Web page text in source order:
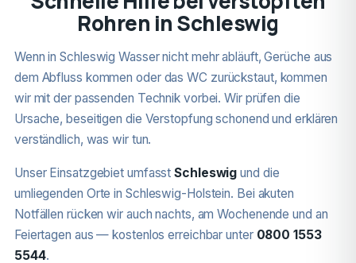
Rohren in Schleswig
Wenn in Schleswig Wasser nicht mehr abläuft, Gerüche aus
dem Abfluss kommen oder das WC zurückstaut, kommen
wir mit der passenden Technik vorbei. Wir prüfen die
Ursache, beseitigen die Verstopfung schonend und erklären
verständlich, was wir tun.
Unser Einsatzgebiet umfasstSchleswig und die
umliegenden Orte in Schleswig-Holstein. Bei akuten
Notfällen rücken wir auch nachts, am Wochenende und an
Feiertagen aus — kostenlos erreichbar unter 0800 1553
5544.